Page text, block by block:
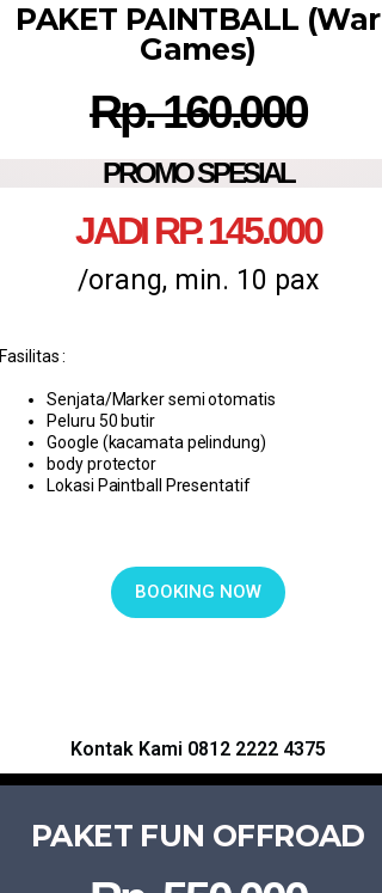
PAKET PAINTBALL (War
Games)
Rp. 160.000
PROMO SPESIAL
JADI RP. 145.000
/orang, min. 10 pax
Fasilitas :
Senjata/Marker semi otomatis
Peluru 50 butir
Google (kacamata pelindung)
body protector
Lokasi Paintball Presentatif
BOOKING NOW
Kontak Kami 0812 2222 4375
PAKET FUN OFFROAD